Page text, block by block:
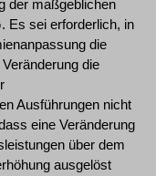
der maßgeblichen
Es sei erforderlich, in
die
die
Ausführungen nicht
eine Veränderung
über dem
ausgelöst